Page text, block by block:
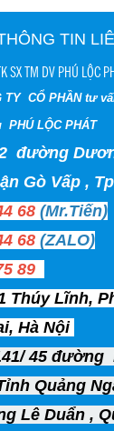
TIN
SX TM DV PHÚ LỘC
TY CỔ PHẦN tư
LỘC PHÁT
đường
Gò Vấp ,
68 (Mr.Tiến)
68 (ZALO)
89
Thúy Lĩnh,
Hà Nội
45 đường
Quảng
Lê Duẩn ,